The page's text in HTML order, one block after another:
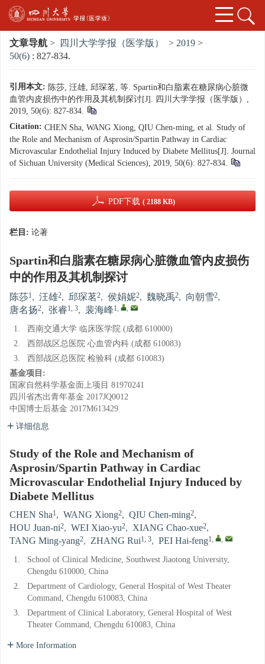
文章导航 > 四川大学学报（医学版） > 2019 >
50(6) : 827-834.
引用本文: 陈莎, 汪雄, 邱琛茗, 等. Spartin和白脂素在糖尿病心脏微
血管内皮损伤中的作用及其机制探讨[J]. 四川大学学报（医学版）,
2019, 50(6): 827-834.
Citation: CHEN Sha, WANG Xiong, QIU Chen-ming, et al. Study of
the Role and Mechanism of Asprosin/Spartin Pathway in Cardiac
Microvascular Endothelial Injury Induced by Diabete Mellitus[J]. Journal
of Sichuan University (Medical Sciences), 2019, 50(6): 827-834.
PDF下载 ( 2188 KB)
栏目: 论著
Spartin和白脂素在糖尿病心脏微血管内皮损伤
中的作用及其机制探讨
陈莎1, 汪雄2, 邱琛茗2, 侯娟妮2, 魏晓禹2, 向朝雪2,
唐名扬2, 张睿1, 3, 裴海峰1, ,
1.
西南交通大学 临床医学院 (成都 610000)
2.
西部战区总医院 心血管内科 (成都 610083)
3.
西部战区总医院 检验科 (成都 610083)
基金项目:
国家自然科学基金面上项目 81970241
四川省杰出青年基金 2017JQ0012
中国博士后基金 2017M613429
详细信息
Study of the Role and Mechanism of
Asprosin/Spartin Pathway in Cardiac
Microvascular Endothelial Injury Induced by
Diabete Mellitus
CHEN Sha1, WANG Xiong2, QIU Chen-ming2,
HOU Juan-ni2, WEI Xiao-yu2, XIANG Chao-xue2,
TANG Ming-yang2, ZHANG Rui1, 3, PEI Hai-feng1, ,
1.
School of Clinical Medicine, Southwest Jiaotong University,
Chengdu 610000, China
2.
Department of Cardiology, General Hospital of West Theater
Command, Chengdu 610083, China
3.
Department of Clinical Laboratory, General Hospital of West
Theater Command, Chengdu 610083, China
More Information